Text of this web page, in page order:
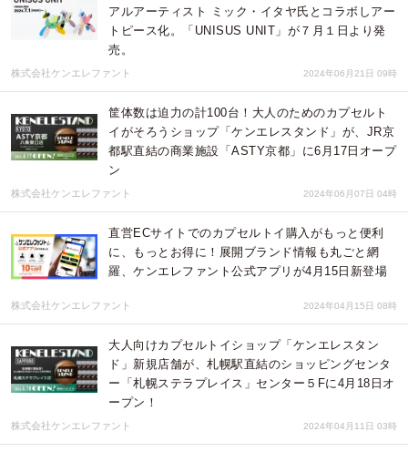
アルアーティスト ミック・イタヤ氏とコラボしアー
トピース化。「UNISUS UNIT」が７月１日より発
売。
株式会社ケンエレファント 2024年06月21日 09時
筐体数は迫力の計100台！大人のためのカプセルト
イがそろうショップ「ケンエレスタンド」が、JR京
都駅直結の商業施設「ASTY京都」に6月17日オープ
ン
株式会社ケンエレファント 2024年06月07日 04時
直営ECサイトでのカプセルトイ購入がもっと便利
に、もっとお得に！展開ブランド情報も丸ごと網
羅、ケンエレファント公式アプリが4月15日新登場
株式会社ケンエレファント 2024年04月15日 08時
大人向けカプセルトイショップ「ケンエレスタン
ド」新規店舗が、札幌駅直結のショッピングセンタ
ー「札幌ステラプレイス」センター５Fに4月18日オ
ープン！
株式会社ケンエレファント 2024年04月11日 03時